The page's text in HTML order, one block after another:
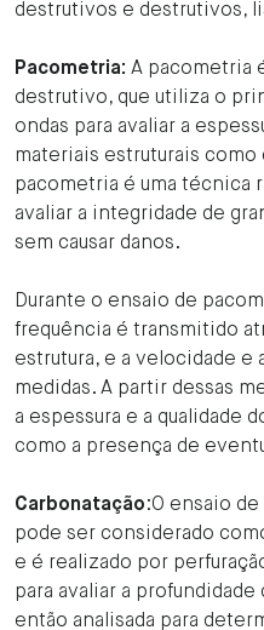
destrutivos e destrutivos,
Pacometria: A pacometria
destrutivo, que utiliza o
ondas para avaliar a
materiais estruturais
pacometria é uma técnica
avaliar a integridade de
sem causar danos.
Durante o ensaio de
frequência é transmitido
estrutura, e a velocidade e
medidas. A partir dessas
a espessura e a qualidade
como a presença de
Carbonatação:O ensaio
pode ser considerado
e é realizado por
para avaliar a profundidade
então analisada para